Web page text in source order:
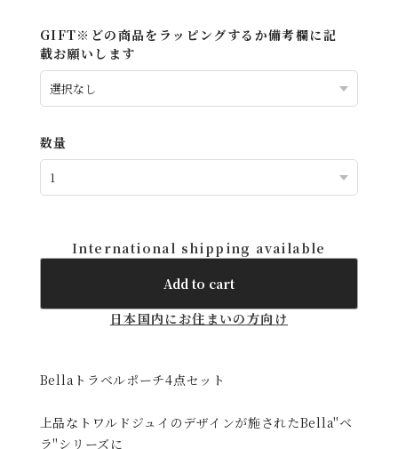
GIFT※どの商品をラッピングするか備考欄に記
載お願いします
数量
International shipping available
Add to cart
日本国内にお住まいの方向け
Bellaトラベルポーチ4点セット
上品なトワルドジュイのデザインが施されたBella"ベ
ラ"シリーズに